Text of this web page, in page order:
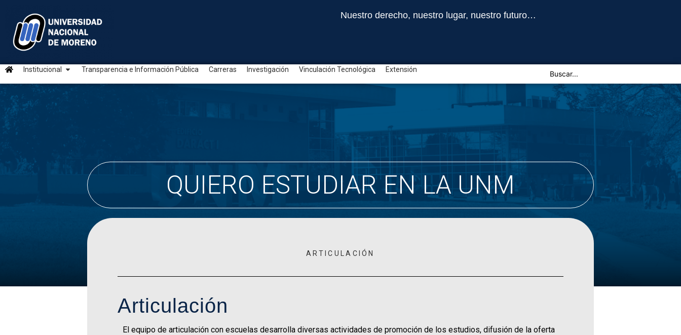
Nuestro derecho, nuestro lugar, nuestro futuro…
Institucional Transparencia e Información Pública Carreras Investigación Vinculación Tecnológica Extensión
QUIERO ESTUDIAR EN LA UNM
ARTICULACIÓN
Articulación
El equipo de articulación con escuelas desarrolla diversas actividades de promoción de los estudios, difusión de la oferta